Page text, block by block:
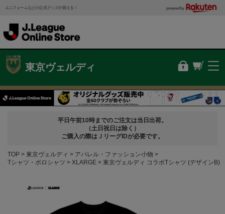
ユニフォームなどの公式グッズが買える！ powered by
東京ヴェルディ
平日午前10時までのご注文は当日出荷。
（土日祝日は除く）
ご購入の際はＪリーグIDが必要です。
TOP 東京ヴェルディ
アパレル・ファッション小物
Tシャツ・ポロシャツ
XLARGE × 東京ヴェルディ コラボTシャツ (デザインB)